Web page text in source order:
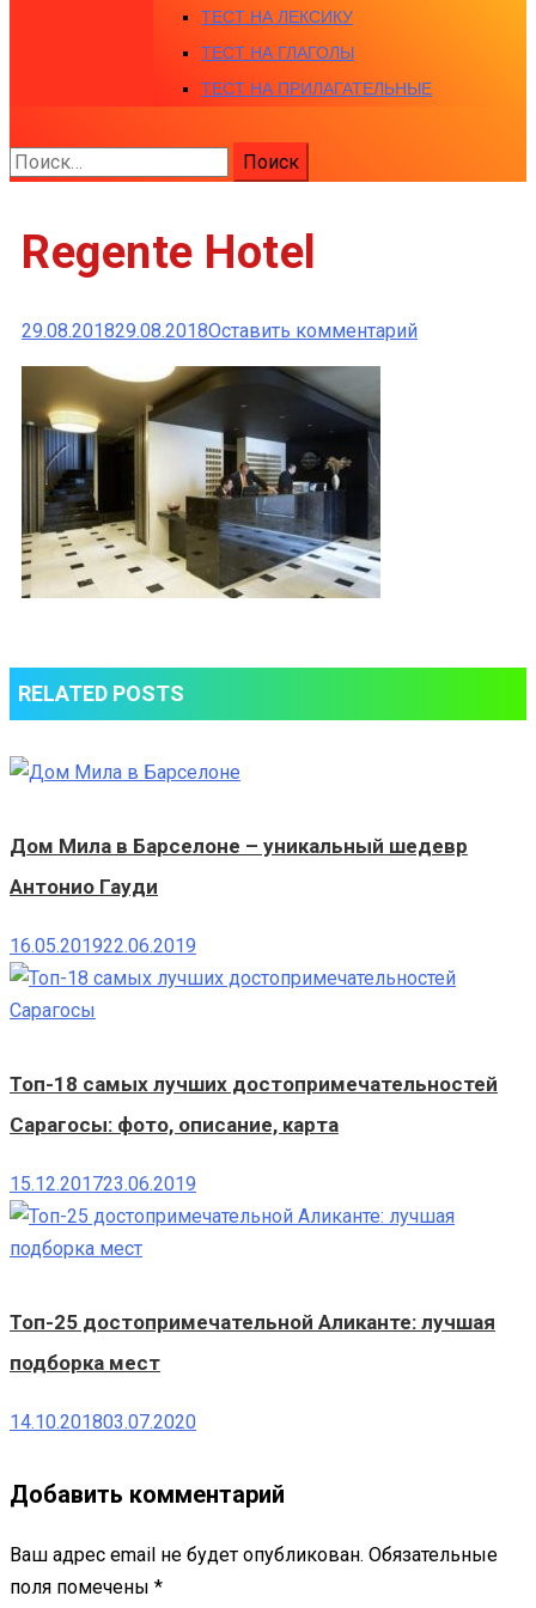
ТЕСТ НА ЛЕКСИКУ
ТЕСТ НА ГЛАГОЛЫ
ТЕСТ НА ПРИЛАГАТЕЛЬНЫЕ
Найти:
Regente Hotel
29.08.201829.08.2018Оставить комментарийк
RELATED POSTS
Дом Мила в Барселоне – уникальный шедевр
Антонио Гауди
16.05.201922.06.2019
Топ-18 самых лучших достопримечательностей
Сарагосы: фото, описание, карта
15.12.201723.06.2019
Топ-25 достопримечательной Аликанте: лучшая
подборка мест
14.10.201803.07.2020
Добавить комментарий
Ваш адрес email не будет опубликован. Обязательные
поля помечены *